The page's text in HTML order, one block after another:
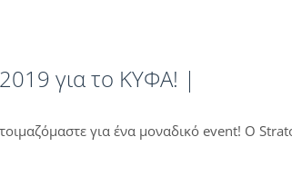
για το ΚΥΦΑ! |
για ένα μοναδικό event! O